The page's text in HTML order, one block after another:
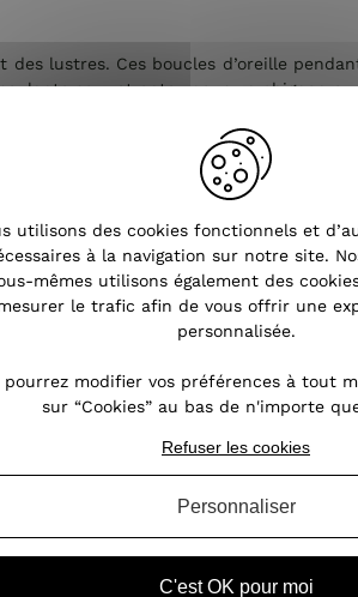
lustres. Ces boucles d’oreille
sexy et optez pour un chignon
à toutes vos tenues. Par
paire de boucles d’oreilles.
des boucles d’oreilles.
porter des boucles d'oreilles
ajouter de longueur ou de largeur.
sont idéales pour les femmes aux
motifs allongés sont assorties à ce
à la longueur de vos cheveux.
les boucles d'oreilles
utilisons des cookies fonctionnels et
à la navigation sur notre site.
mêmes utilisons également des
le trafic afin de vous offrir une
personnalisée.
pourrez modifier vos préférences à tout
sur “Cookies” au bas de n'importe
C'est OK pour moi
Refuser les cookies
Personnaliser